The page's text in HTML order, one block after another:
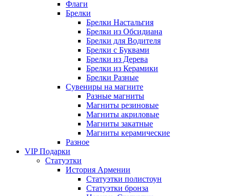
Флаги
Брелки
Брелки Настальгия
Брелки из Обсидиана
Брелки для Водителя
Брелки с Буквами
Брелки из Дерева
Брелки из Керамики
Брелки Разные
Сувениры на магните
Разные магниты
Магниты резиновые
Магниты акриловые
Магниты закатные
Магниты керамические
Разное
VIP Подарки
Статуэтки
История Армении
Статуэтки полистоун
Статуэтки бронза